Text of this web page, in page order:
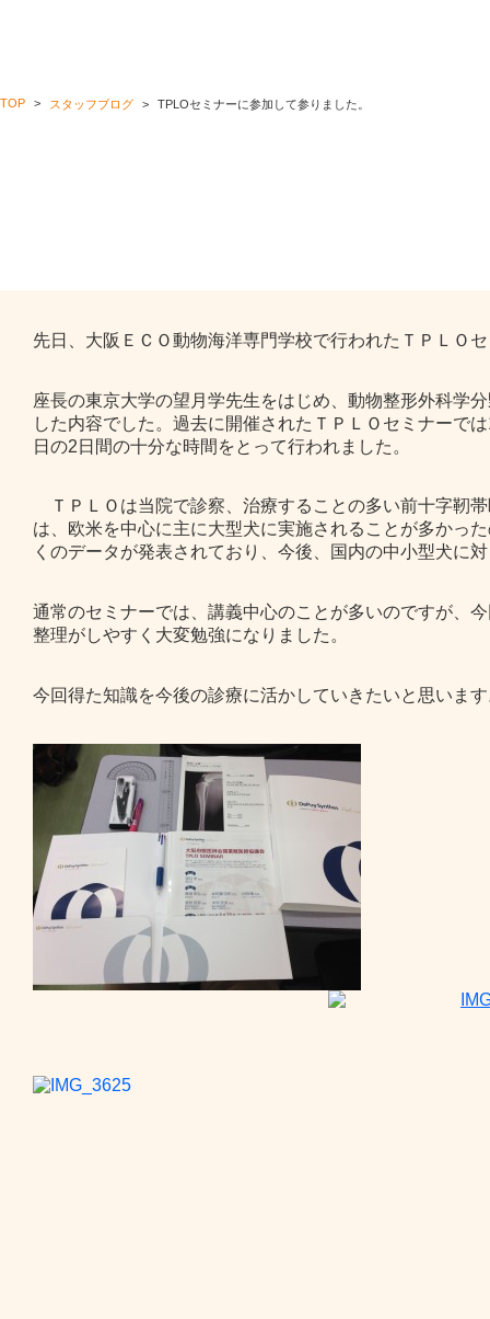
TOP スタッフブログ TPLOセミナーに参加して参りました。
先日、大阪ＥＣＯ動物海洋専門学校で行われたＴＰＬＯ
座長の東京大学の望月学先生をはじめ、動物整形外科学
した内容でした。過去に開催されたＴＰＬＯセミナーで
日の2日間の十分な時間をとって行われました。
ＴＰＬＯは当院で診察、治療することの多い前十字靭
は、欧米を中心に主に大型犬に実施されることが多かっ
くのデータが発表されており、今後、国内の中小型犬に
通常のセミナーでは、講義中心のことが多いのですが、
整理がしやすく大変勉強になりました。
今回得た知識を今後の診療に活かしていきたいと思いま